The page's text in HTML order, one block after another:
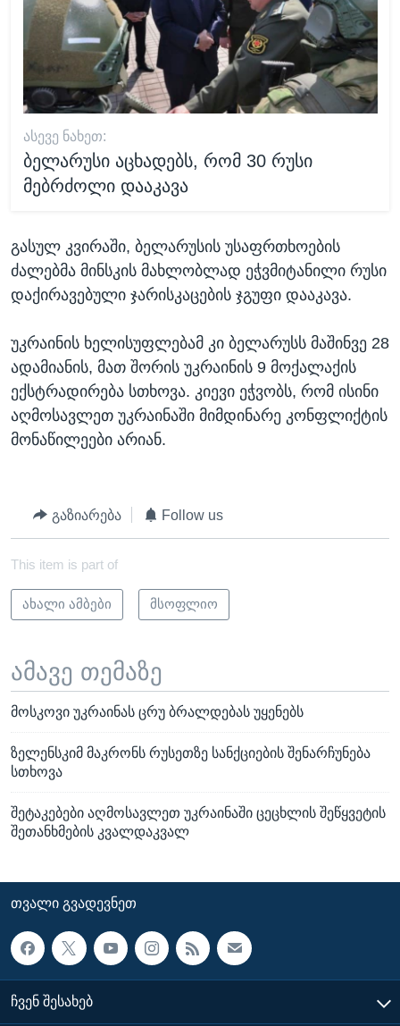
ᲐᲡᲔᲕᲔ ᲜᲐᲮᲔᲗ:
ბელარუსი აცხადებს, რომ 30 რუსი
მებრძოლი დააკავა
გასულ კვირაში, ბელარუსის უსაფრთხოების
ძალებმა მინსკის მახლობლად ეჭვმიტანილი რუსი
დაქირავებული ჯარისკაცების ჯგუფი დააკავა.
უკრაინის ხელისუფლებამ კი ბელარუსს მაშინვე 28
ადამიანის, მათ შორის უკრაინის 9 მოქალაქის
ექსტრადირება სთხოვა. კიევი ეჭვობს, რომ ისინი
აღმოსავლეთ უკრაინაში მიმდინარე კონფლიქტის
მონაწილეები არიან.
გაზიარება Follow us
This item is part of
ახალი ამბები მსოფლიო
ამავე თემაზე
მოსკოვი უკრაინას ცრუ ბრალდებას უყენებს
ზელენსკიმ მაკრონს რუსეთზე სანქციების შენარჩუნება
სთხოვა
შეტაკებები აღმოსავლეთ უკრაინაში ცეცხლის შეწყვეტის
შეთანხმების კვალდაკვალ
ᲗᲕᲐᲚᲘ ᲒᲕᲐᲓᲔᲕᲜᲔᲗ
ᲩᲕᲔᲜ ᲨᲔᲡᲐᲮᲔᲑ